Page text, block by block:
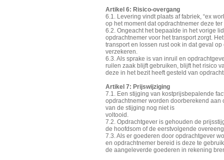
Artikel 6: Risico-overgang
6.1. Levering vindt plaats af fabriek, “ex
op het moment dat opdrachtnemer deze
6.2. Ongeacht het bepaalde in het vorige
opdrachtnemer voor het transport zorgt.
transport en lossen rust ook in dat geval
verzekeren.
6.3. Als sprake is van inruil en
ruilen zaak blijft gebruiken, blijft het risico
deze in het bezit heeft gesteld van
Artikel 7: Prijswijziging
7.1. Een stijging van kostprijsbepalende
opdrachtnemer worden doorberekend
van de stijging nog niet is
voltooid.
7.2. Opdrachtgever is gehouden de
de hoofdsom of de eerstvolgende
7.3. Als er goederen door opdrachtgever
en opdrachtnemer bereid is deze te
de aangeleverde goederen in rekening